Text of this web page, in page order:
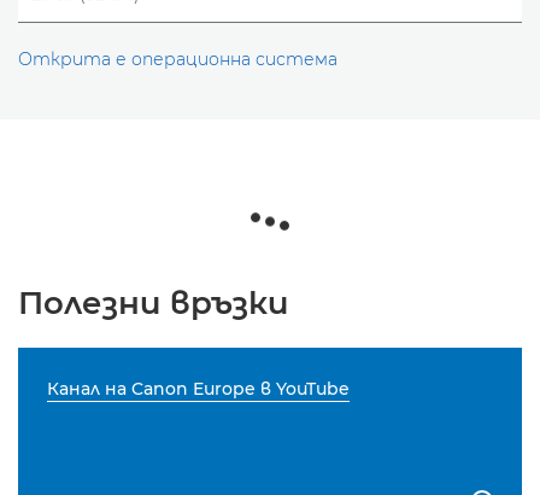
Открита е операционна система
Полезни връзки
Канал на Canon Europe в YouTube